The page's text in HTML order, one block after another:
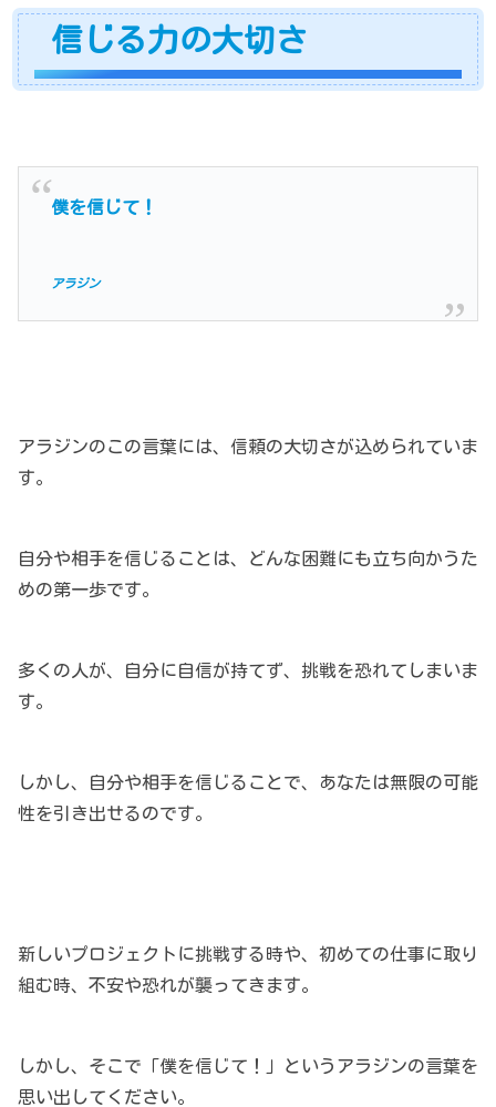
信じる力の大切さ
僕を信じて！
アラジン
アラジンのこの言葉には、信頼の大切さが込められていま
す。
自分や相手を信じることは、どんな困難にも立ち向かうた
めの第一歩です。
多くの人が、自分に自信が持てず、挑戦を恐れてしまいま
す。
しかし、自分や相手を信じることで、あなたは無限の可能
性を引き出せるのです。
新しいプロジェクトに挑戦する時や、初めての仕事に取り
組む時、不安や恐れが襲ってきます。
しかし、そこで「僕を信じて！」というアラジンの言葉を
思い出してください。